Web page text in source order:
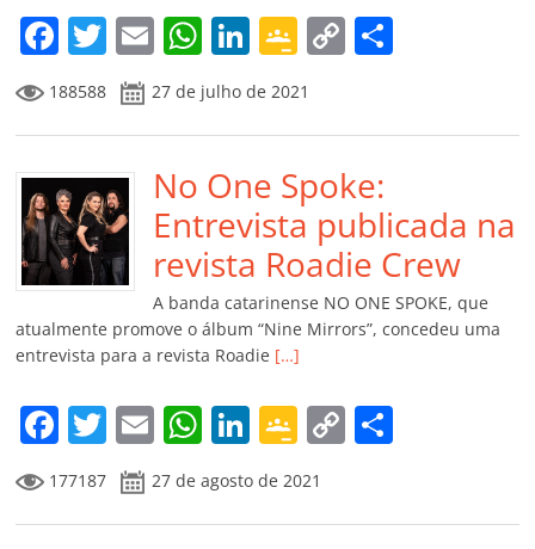
m
F
a
c
e
b
o
o
k
T
w
itt
er
E
m
ai
l
W
h
at
s
A
p
p
Li
n
k
e
dI
n
G
o
o
gl
e
Cl
a
ss
ro
o
m
C
y
Li
n
k
p
til
h
ar
188588 27 de julho de 2021
No One Spoke:
Entrevista publicada na
revista Roadie Crew
A banda catarinense NO ONE SPOKE, que
atualmente promove o álbum “Nine Mirrors”, concedeu uma
entrevista para a revista Roadie […]
F
a
c
T
w
itt
E
m
ai
W
at
Li
n
k
G
o
o
C
177187 27 de agosto de 2021